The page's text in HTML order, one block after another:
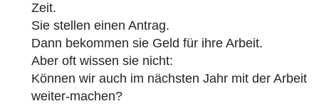
Zeit.
Sie stellen einen Antrag.
Dann bekommen sie Geld für ihre Arbeit.
Aber oft wissen sie nicht:
Können wir auch im nächsten Jahr mit der Arbeit
weiter-machen?